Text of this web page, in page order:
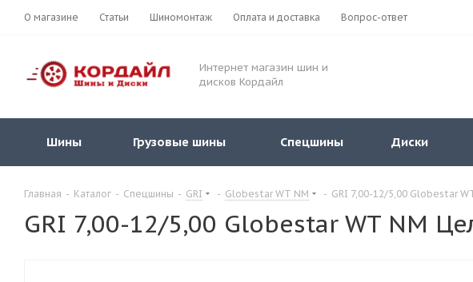
О магазине Статьи Шиномонтаж Оплата и доставка Вопрос-ответ
Интернет магазин шин и
дисков Кордайл
Шины Грузовые шины Спецшины Диски
Главная - Каталог - Спецшины - GRI - Globestar WT NM - GRI 7,00-12/5,00 Globestar
GRI 7,00-12/5,00 Globestar WT NM